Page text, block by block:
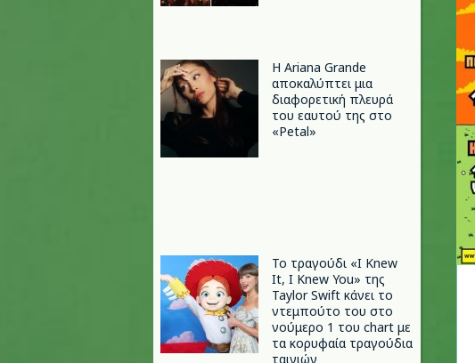
Η Ariana Grande
αποκαλύπτει μια
διαφορετική πλευρά
του εαυτού της στο
«Petal»
Το τραγούδι «I Knew
It, I Knew You» της
Taylor Swift κάνει το
ντεμπούτο του στο
νούμερο 1 του chart με
τα κορυφαία τραγούδια
ταινιών